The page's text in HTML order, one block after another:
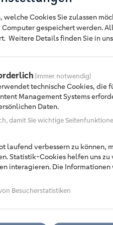
die
schwierigen
für unsere
Werte
Tag des
Richtige. Es
entgegen
stehe
Miteinander –
Cookies Sie zulassen
gespeichert werden.
Weitere Details finden Sie in
(immer notwendig)
technische Cookies, die
Management Systems
Daten.
damit Sie wichtige
laufend verbessern zu können,
Statistik-Cookies helfen uns zu
interagieren. Die
Besucherstatistiken